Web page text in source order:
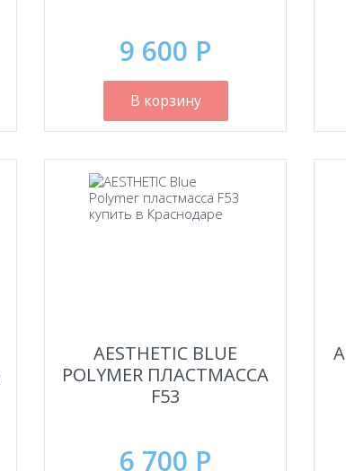
9 600 Р
В корзину
AESTHETIC BLUE
POLYMER ПЛАСТМАССА
F53
6 700 Р